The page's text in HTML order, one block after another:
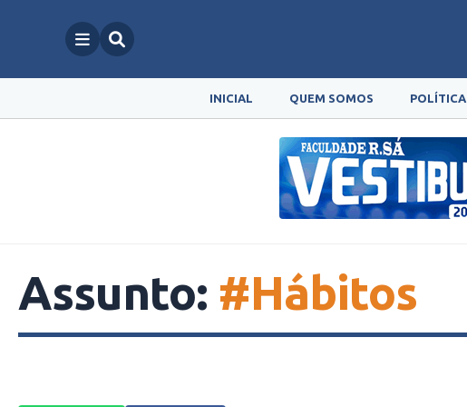
INICIAL QUEM SOMOS POLÍTICA
Assunto: #Hábitos